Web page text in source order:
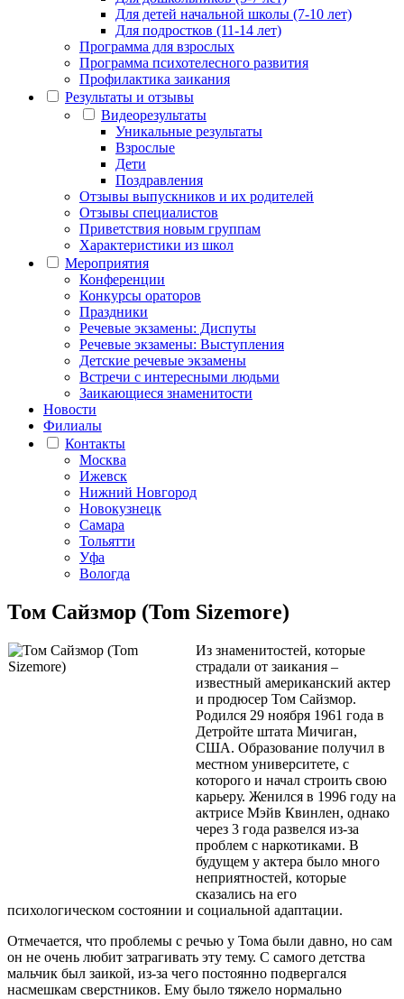
Для детей начальной школы (7-10 лет)
Для подростков (11-14 лет)
Программа для взрослых
Программа психотелесного развития
Профилактика заикания
Результаты и отзывы
Видеорезультаты
Уникальные результаты
Взрослые
Дети
Поздравления
Отзывы выпускников и их родителей
Отзывы специалистов
Приветствия новым группам
Характеристики из школ
Мероприятия
Конференции
Конкурсы ораторов
Праздники
Речевые экзамены: Диспуты
Речевые экзамены: Выступления
Детские речевые экзамены
Встречи с интересными людьми
Заикающиеся знаменитости
Новости
Филиалы
Контакты
Москва
Ижевск
Нижний Новгород
Новокузнецк
Самара
Тольятти
Уфа
Вологда
Том Сайзмор (Tom Sizemore)
Из знаменитостей, которые
страдали от заикания –
известный американский актер
и продюсер Том Сайзмор.
Родился 29 ноября 1961 года в
Детройте штата Мичиган,
США. Образование получил в
местном университете, с
которого и начал строить свою
карьеру. Женился в 1996 году на
актрисе Мэйв Квинлен, однако
через 3 года развелся из-за
проблем с наркотиками. В
будущем у актера было много
неприятностей, которые
сказались на его
психологическом состоянии и социальной адаптации.
Отмечается, что проблемы с речью у Тома были давно, но сам
он не очень любит затрагивать эту тему. С самого детства
мальчик был заикой, из-за чего постоянно подвергался
насмешкам сверстников. Ему было тяжело нормально